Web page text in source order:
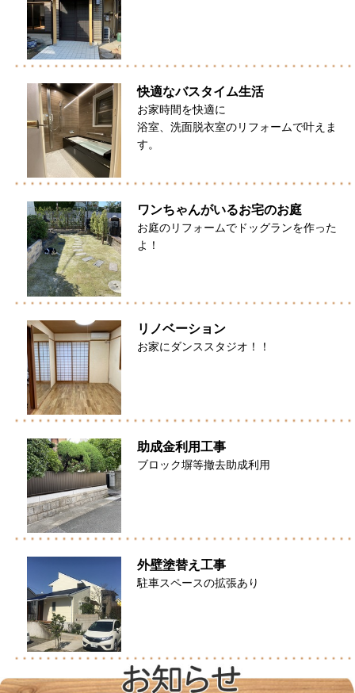
快適なバスタイム生活
お家時間を快適に
浴室、洗面脱衣室のリフォームで叶えま
す。
ワンちゃんがいるお宅のお庭
お庭のリフォームでドッグランを作った
よ！
リノベーション
お家にダンススタジオ！！
助成金利用工事
ブロック塀等撤去助成利用
外壁塗替え工事
駐車スペースの拡張あり